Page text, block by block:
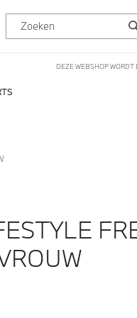
DEZE WEBSHOP WORDT